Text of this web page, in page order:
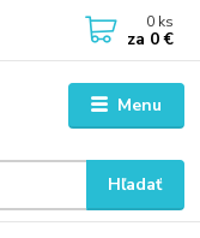
Menu
Hľadať
0 ks
za 0 €